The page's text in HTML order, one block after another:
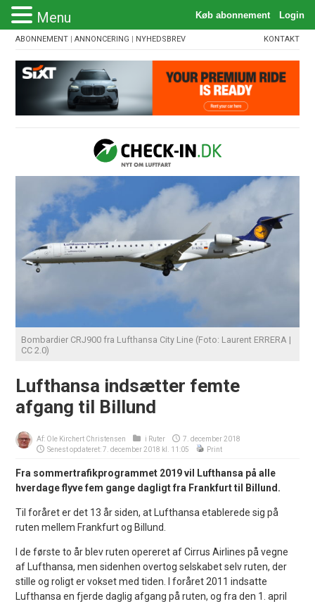
ABONNEMENT |ANNONCERING | NYHEDSBREV KONTAKT
Bombardier CRJ900 fra Lufthansa City Line (Foto: Laurent ERRERA |
CC 2.0)
Lufthansa indsætter femte
afgang til Billund
Af: Ole Kirchert Christensen i Ruter
7. december 2018
Senest opdateret: 7. december 2018 kl. 11:05
Print
Fra sommertrafikprogrammet 2019 vil Lufthansa på alle
hverdage flyve fem gange dagligt fra Frankfurt til Billund.
Til foråret er det 13 år siden, at Lufthansa etablerede sig på
ruten mellem Frankfurt og Billund.
I de første to år blev ruten opereret af Cirrus Airlines på vegne
af Lufthansa, men sidenhen overtog selskabet selv ruten, der
stille og roligt er vokset med tiden. I foråret 2011 indsatte
Lufthansa en fjerde daglig afgang på ruten, og fra den 1. april
Menu